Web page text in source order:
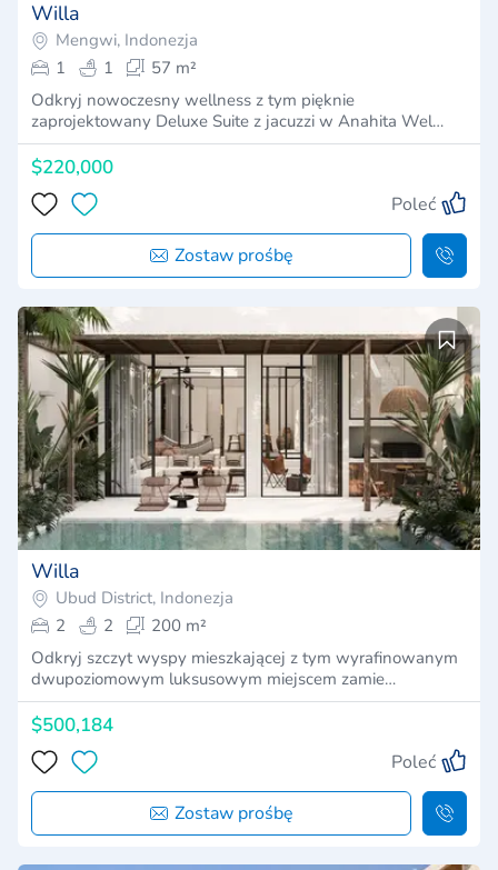
Willa
Mengwi, Indonezja
1
1
57 m²
Odkryj nowoczesny wellness z tym pięknie
zaprojektowany Deluxe Suite z jacuzzi w Anahita Wel…
$220,000
Poleć
Zostaw prośbę
Willa
Ubud District, Indonezja
2
2
200 m²
Odkryj szczyt wyspy mieszkającej z tym wyrafinowanym
dwupoziomowym luksusowym miejscem zamie…
$500,184
Poleć
Zostaw prośbę